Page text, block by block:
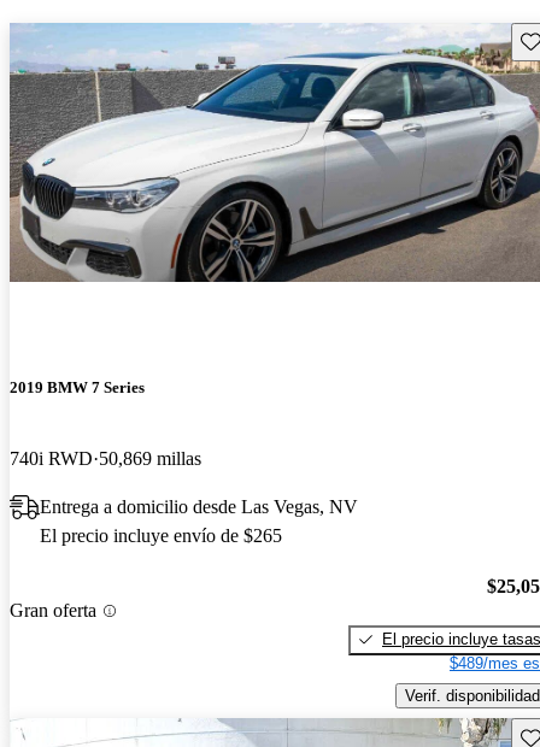
2019 BMW 7 Series
740i RWD 50,869 millas
Entrega a domicilio desde Las Vegas, NV
El precio incluye envío de $265
Gran oferta
El precio incluye tasas
$489/mes
Verif. disponibilidad